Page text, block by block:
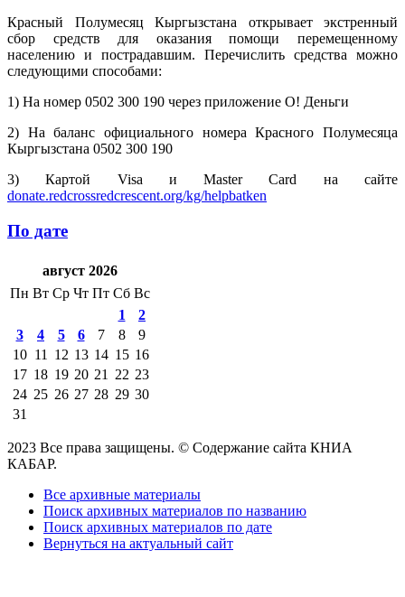
Красный Полумесяц Кыргызстана открывает экстренный
сбор средств для оказания помощи перемещенному
населению и пострадавшим. Перечислить средства можно
следующими способами:
1) На номер 0502 300 190 через приложение О! Деньги
2) На баланс официального номера Красного Полумесяца
Кыргызстана 0502 300 190
3) Картой Visa и Master Card на сайте
donate.redcrossredcrescent.org/kg/helpbatken
По дате
август 2026
Пн Вт Ср Чт Пт Сб Вс
1
2
3
4 5 6 7 8
9
10 11 12 13 14 15 16
17 18 19 20 21 22 23
24 25 26 27 28 29 30
31
2023 Все права защищены. © Содержание сайта КНИА
КАБАР.
Все архивные материалы
Поиск архивных материалов по названию
Поиск архивных материалов по дате
Вернуться на актуальный сайт